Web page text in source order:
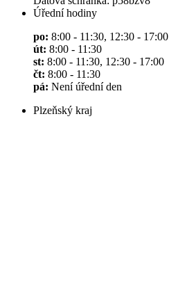
Úřední hodiny
po: 8:00 - 11:30, 12:30 - 17:00
út: 8:00 - 11:30
st: 8:00 - 11:30, 12:30 - 17:00
čt: 8:00 - 11:30
pá: Není úřední den
Plzeňský kraj